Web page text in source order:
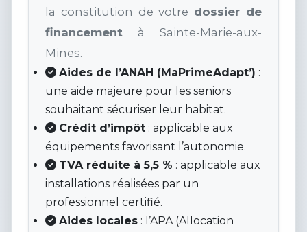
la constitution de votre dossier de
financement à Sainte-Marie-aux-
Mines.
Aides de l’ANAH (MaPrimeAdapt’) :
une aide majeure pour les seniors
souhaitant sécuriser leur habitat.
Crédit d’impôt : applicable aux
équipements favorisant l’autonomie.
TVA réduite à 5,5 % : applicable aux
installations réalisées par un
professionnel certifié.
Aides locales : l’APA (Allocation